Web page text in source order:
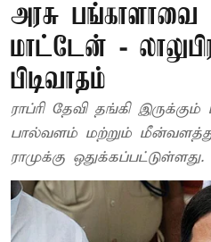
அரசு பங்காளாவை
மாட்டேன் -
பிடிவாதம்
ராப்ரி தேவி தங்கி
பால்வளம் மற்றும்
ராமுக்கு ஒதுக்கப்பட்டுள்ளது.